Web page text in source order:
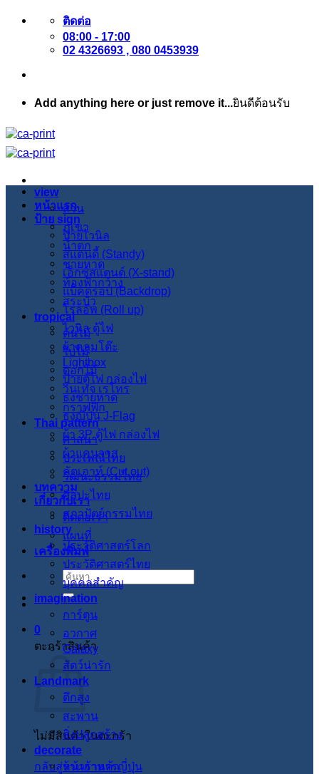
ข้าม
เนื้อหา
ติดต่อ
08:00 - 17:00
02 4326693 , 080 0453939
Add anything here or just remove it...ยินดีต้อนรับ
หน้าแรก
ป้าย sign
ป้ายไวนิล
สแตนดี้ (Standy)
เอ็กซ์สแตนด์ (X-stand)
แบ็คดรอป (Backdrop)
โรลอัพ (Roll up)
ไวนิล ตู้ไฟ
ผ้าคลุมโต๊ะ
Lightbox
ป้ายตู้ไฟ กล่องไฟ
ธงชายหาด
ธงญี่ปุ่น J-Flag
ผ้า 3P ตู้ไฟ กล่องไฟ
ผ้าแคนวาส
คัตเอาท์ (Cut out)
บทความ
เกี่ยวกับเรา
ติดต่อเรา
แผนที่
เครื่องพิมพ์
ค้นหา:
0
ตะกร้าสินค้า
ไม่มีสินค้าในตะกร้า
กลับสู่หน้าร้านค้า
view
สวน
ภูเขา
น้ำตก
ชายหาด
ท้องฟ้ากว้าง
สระบัว
tropical
ต้นไม้
ใบไม้
ดอกไม้
วินเทจ เรโทร
กราฟฟิก
Thai pattern
ศาสนา
ประเพณีไทย
วัฒนะธรรมไทย
ศิลปะไทย
สภาปัตย์กรรมไทย
history
ประวัติศาสตร์โลก
ประวัติศาสตร์ไทย
บุคคลสำคัญ
imagination
การ์ตูน
อวกาศ
Galaxy
สัตว์น่ารัก
Landmark
ตึกสูง
สะพาน
สิ่งปลูกสร้าง
decorate
ร้านอาหารญี่ปุ่น